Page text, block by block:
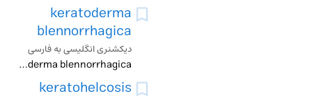
keratoderma
blennorrhagica
دیکشنری انگلیسی به فارسی
keratoderma blennorrhagica
keratohelcosis